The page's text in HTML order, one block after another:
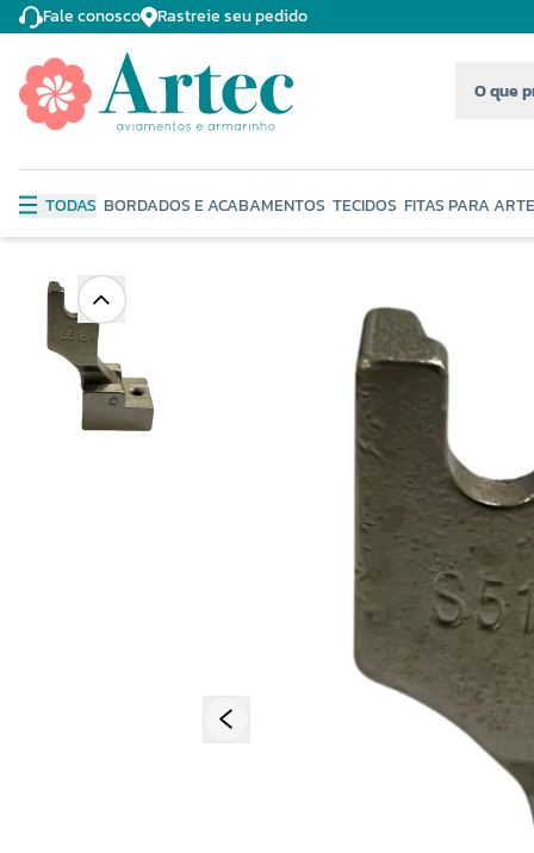
Fale conosco Rastreie seu pedido
TODAS BORDADOS E ACABAMENTOS TECIDOS FITAS PARA